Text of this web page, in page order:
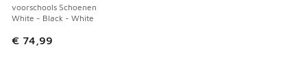
voorschools Schoenen
White - Black - White
€ 74,99